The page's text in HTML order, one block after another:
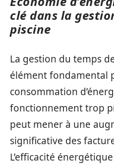
clé dans la
piscine
La gestion du temps
élément fondamental
consommation
fonctionnement trop
peut mener à une
significative des
L’efficacité